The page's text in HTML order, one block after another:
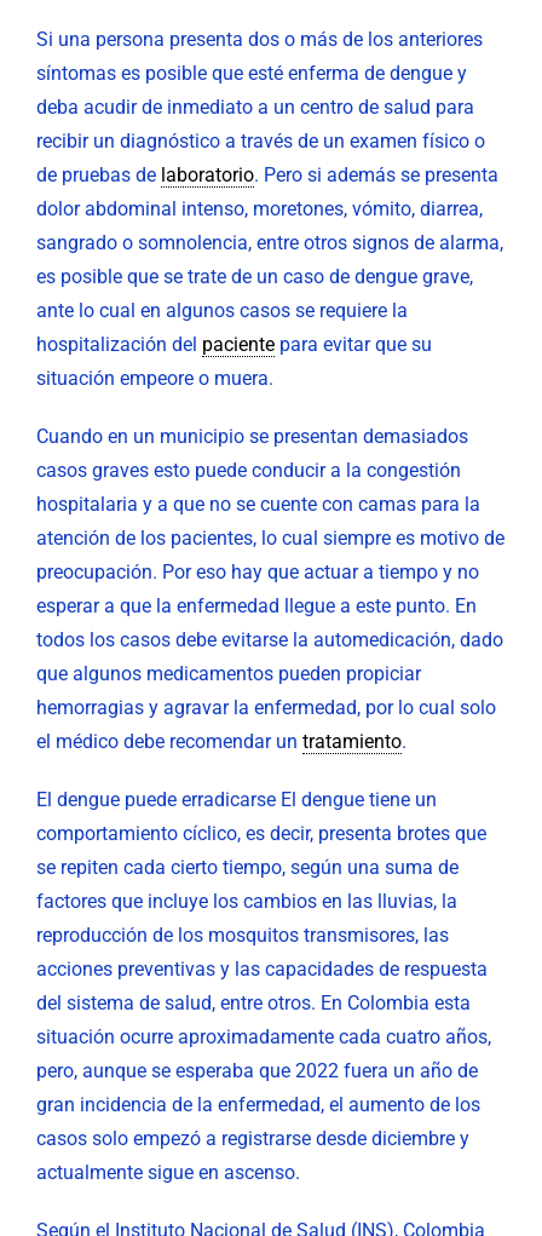
Si una persona presenta dos o más de los anteriores
síntomas es posible que esté enferma de dengue y
deba acudir de inmediato a un centro de salud para
recibir un diagnóstico a través de un examen físico o
de pruebas de laboratorio. Pero si además se presenta
dolor abdominal intenso, moretones, vómito, diarrea,
sangrado o somnolencia, entre otros signos de alarma,
es posible que se trate de un caso de dengue grave,
ante lo cual en algunos casos se requiere la
hospitalización del paciente para evitar que su
situación empeore o muera.
Cuando en un municipio se presentan demasiados
casos graves esto puede conducir a la congestión
hospitalaria y a que no se cuente con camas para la
atención de los pacientes, lo cual siempre es motivo de
preocupación. Por eso hay que actuar a tiempo y no
esperar a que la enfermedad llegue a este punto. En
todos los casos debe evitarse la automedicación, dado
que algunos medicamentos pueden propiciar
hemorragias y agravar la enfermedad, por lo cual solo
el médico debe recomendar un tratamiento.
El dengue puede erradicarse El dengue tiene un
comportamiento cíclico, es decir, presenta brotes que
se repiten cada cierto tiempo, según una suma de
factores que incluye los cambios en las lluvias, la
reproducción de los mosquitos transmisores, las
acciones preventivas y las capacidades de respuesta
del sistema de salud, entre otros. En Colombia esta
situación ocurre aproximadamente cada cuatro años,
pero, aunque se esperaba que 2022 fuera un año de
gran incidencia de la enfermedad, el aumento de los
casos solo empezó a registrarse desde diciembre y
actualmente sigue en ascenso.
Según el Instituto Nacional de Salud (INS), Colombia